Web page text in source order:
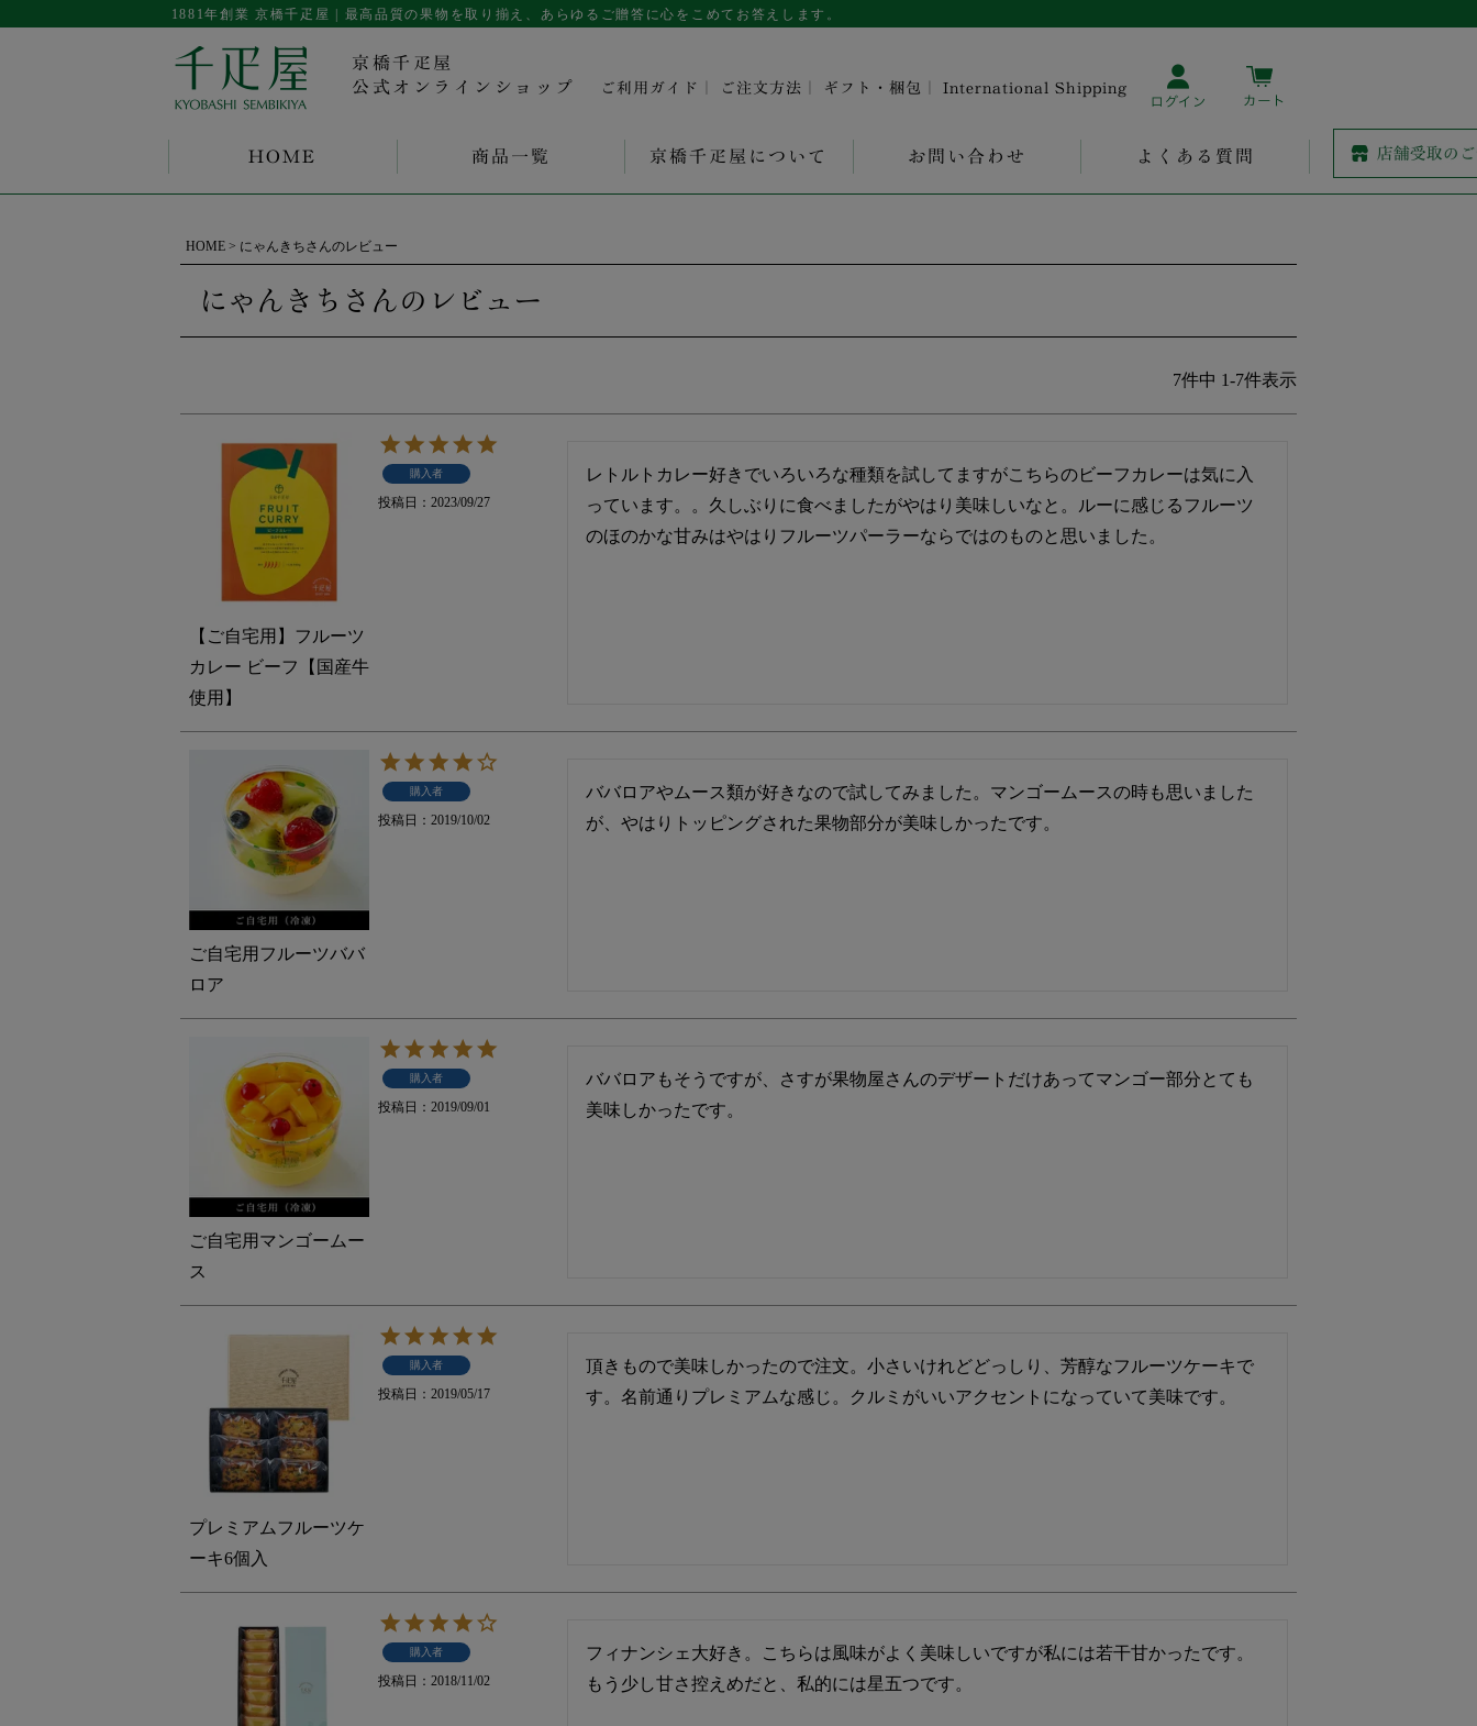
1881年創業 京橋千疋屋 | 最高品質の果物を取り揃え、あらゆるご贈答に心をこめてお答えします。
京橋千疋屋
公式オンラインショップ
ご利用ガイド ご注文方法 ギフト・梱包 International Shipping
HOME 商品一覧 京橋千疋屋について お問い合わせ よくある質問
HOME にゃんきちさんのレビュー
にゃんきちさんのレビュー
7件中 1-7件表示
【ご自宅用】フルーツ
カレー ビーフ【国産牛
使用】
購入者
投稿日 2023/09/27
レトルトカレー好きでいろいろな種類を試してますがこちらのビーフカレーは気に入
っています。。久しぶりに食べましたがやはり美味しいなと。ルーに感じるフルーツ
のほのかな甘みはやはりフルーツパーラーならではのものと思いました。
ご自宅用フルーツババ
ロア
購入者
投稿日 2019/10/02
ババロアやムース類が好きなので試してみました。マンゴームースの時も思いました
が、やはりトッピングされた果物部分が美味しかったです。
ご自宅用マンゴームー
ス
購入者
投稿日 2019/09/01
ババロアもそうですが、さすが果物屋さんのデザートだけあってマンゴー部分とても
美味しかったです。
プレミアムフルーツケ
ーキ6個入
購入者
投稿日 2019/05/17
頂きもので美味しかったので注文。小さいけれどどっしり、芳醇なフルーツケーキで
す。名前通りプレミアムな感じ。クルミがいいアクセントになっていて美味です。
購入者
投稿日 2018/11/02
フィナンシェ大好き。こちらは風味がよく美味しいですが私には若干甘かったです。
もう少し甘さ控えめだと、私的には星五つです。